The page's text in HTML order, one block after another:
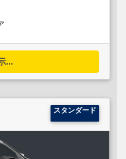
...
スタンダード